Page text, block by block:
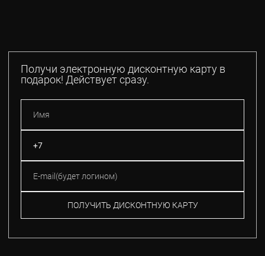
Получи электронную дисконтную карту в
подарок! Действует сразу.
ПОЛУЧИТЬ ДИСКОНТНУЮ КАРТУ